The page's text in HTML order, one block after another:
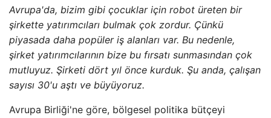
Avrupa'da, bizim gibi çocuklar için robot üreten bir
şirkette yatırımcıları bulmak çok zordur. Çünkü
piyasada daha popüler iş alanları var. Bu nedenle,
şirket yatırımcılarının bize bu fırsatı sunmasından çok
mutluyuz. Şirketi dört yıl önce kurduk. Şu anda, çalışan
sayısı 30'u aştı ve büyüyoruz.
Avrupa Birliği'ne göre, bölgesel politika bütçeyi